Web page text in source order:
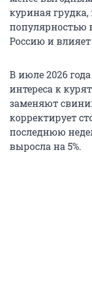
куриная грудка,
популярностью
Россию и
В июле 2026
интереса к
заменяют
корректирует
последнюю
выросла на 5%.